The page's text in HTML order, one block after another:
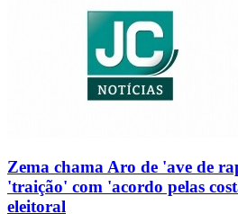
Zema chama Aro de 'ave de
'traição' com 'acordo pelas
eleitoral